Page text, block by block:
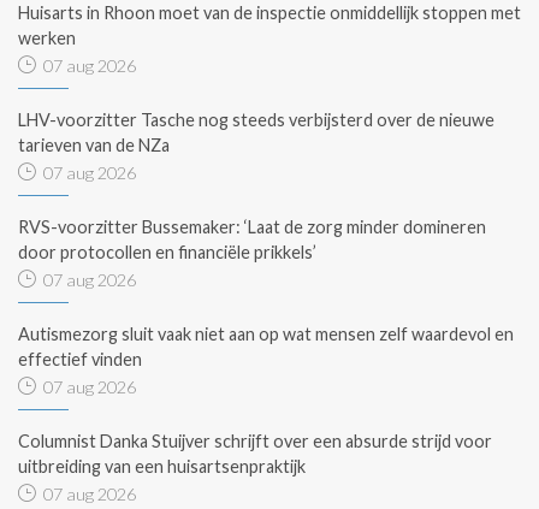
Huisarts in Rhoon moet van de inspectie onmiddellijk stoppen met
werken
07 aug 2026
LHV-voorzitter Tasche nog steeds verbijsterd over de nieuwe
tarieven van de NZa
07 aug 2026
RVS-voorzitter Bussemaker: ‘Laat de zorg minder domineren
door protocollen en financiële prikkels’
07 aug 2026
Autismezorg sluit vaak niet aan op wat mensen zelf waardevol en
effectief vinden
07 aug 2026
Columnist Danka Stuijver schrijft over een absurde strijd voor
uitbreiding van een huisartsenpraktijk
07 aug 2026